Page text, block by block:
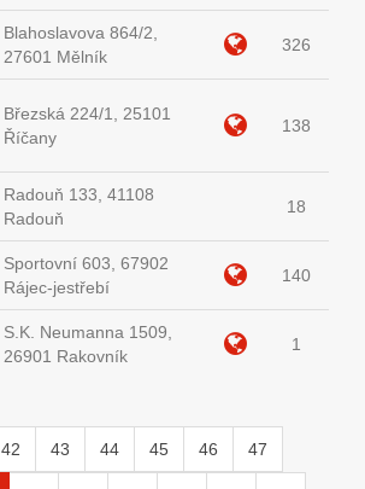
Blahoslavova 864/2,
27601 Mělník
326
Březská 224/1, 25101
Říčany
138
Radouň 133, 41108
Radouň
18
Sportovní 603, 67902
Rájec-jestřebí
140
S.K. Neumanna 1509,
26901 Rakovník
1
42 43 44 45 46 47